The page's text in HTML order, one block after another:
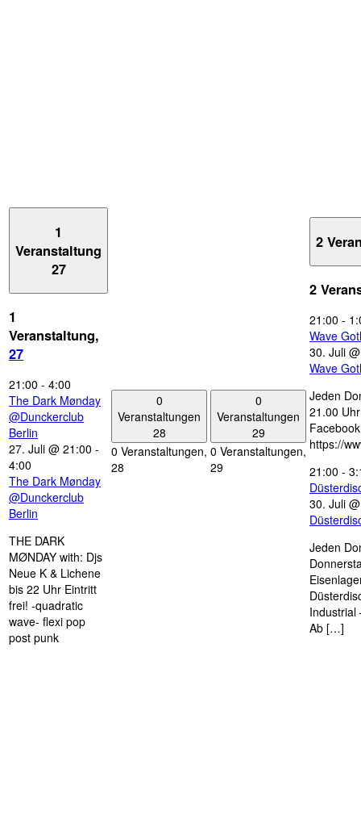
1
Veranstaltung
27
1
Veranstaltung,
27
21:00 - 4:00
The Dark Mønday
@Dunckerclub
Berlin
27. Juli @ 21:00 -
4:00
The Dark Mønday
@Dunckerclub
Berlin
THE DARK
MØNDAY with: Djs
Neue K & Lichene
bis 22 Uhr Eintritt
frei! -quadratic
wave- flexi pop
post punk
0
Veranstaltungen
28
0 Veranstaltungen,
28
0
Veranstaltungen
29
0 Veranstaltungen,
29
2
2
21:00 -
Wave
30. Juli
Wave
Jeden
21.00
https://
21:00 -
30. Juli
Jeden
Industrial
Ab […]